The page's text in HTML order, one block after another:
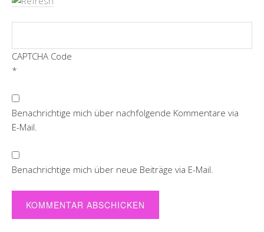
CAPTCHA Code
*
Benachrichtige mich über nachfolgende Kommentare via
E-Mail.
Benachrichtige mich über neue Beiträge via E-Mail.